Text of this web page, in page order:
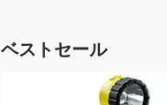
ベストセール